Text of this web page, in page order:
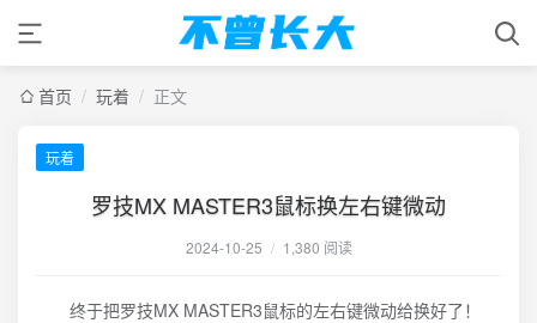
首页 / 玩着 / 正文
玩着
罗技MX MASTER3鼠标换左右键微动
2024-10-25 / 1,380 阅读
终于把罗技MX MASTER3鼠标的左右键微动给换好了！